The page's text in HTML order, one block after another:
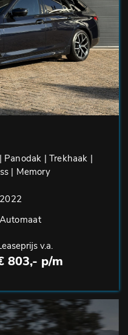
| Trekhaak |
| Memory
2022
Automaat
v.a.
803,- p/m